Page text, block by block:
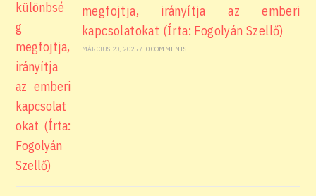
megfojtja, irányítja az emberi
kapcsolatokat (Írta: Fogolyán Szellő)
MÁRCIUS 20, 2025 / 0 COMMENTS